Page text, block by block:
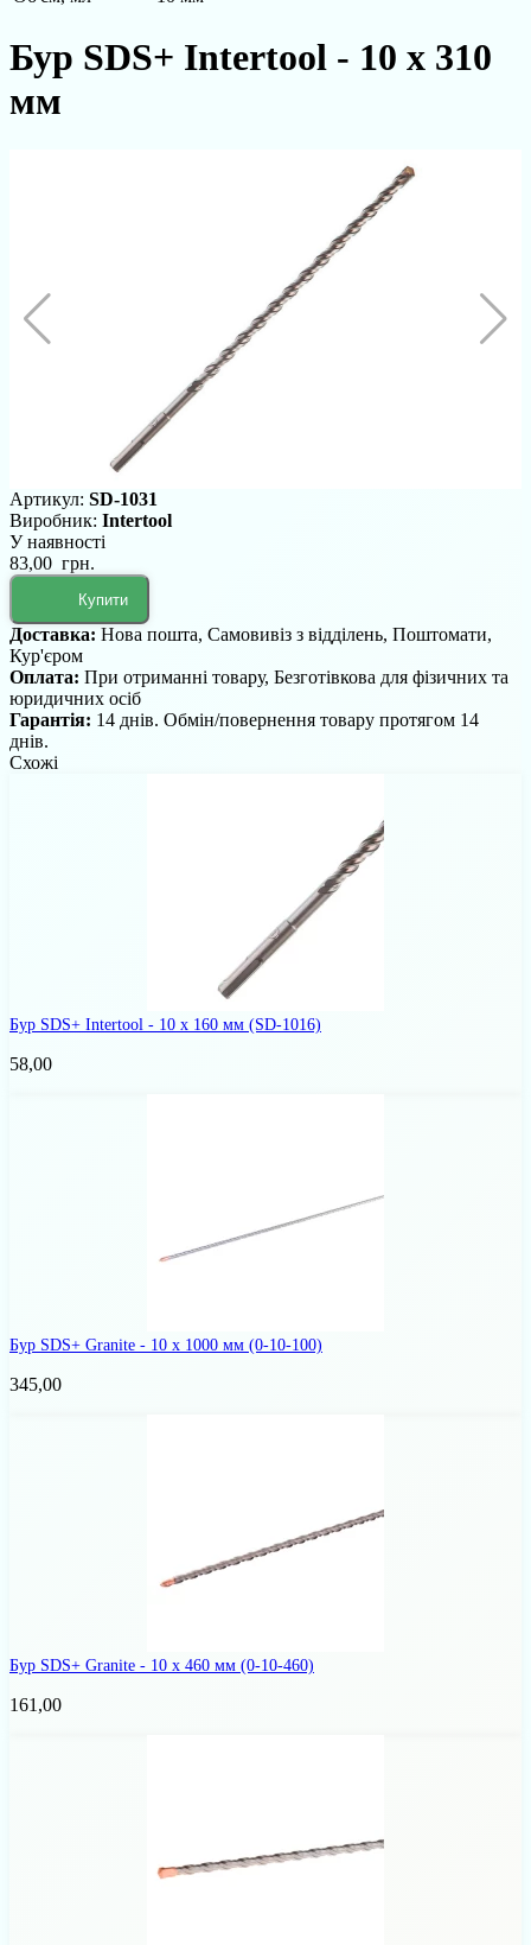
Бур SDS+ Intertool - 10 х 310
мм
Артикул: SD-1031
Виробник: Intertool
У наявності
83,00 грн.
Купити
Доставка: Нова пошта, Самовивіз з відділень, Поштомати,
Кур'єром
Оплата: При отриманні товару, Безготівкова для фізичних та
юридичних осіб
Гарантія: 14 днів. Обмін/повернення товару протягом 14
днів.
Схожі
Бур SDS+ Intertool - 10 х 160 мм (SD-1016)
58,00
Бур SDS+ Granite - 10 x 1000 мм (0-10-100)
345,00
Бур SDS+ Granite - 10 х 460 мм (0-10-460)
161,00